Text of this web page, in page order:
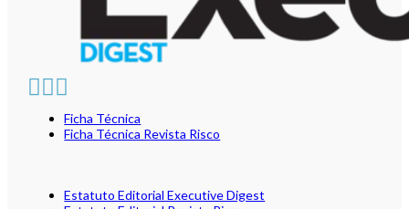
Ficha Técnica
Ficha Técnica Revista Risco
Estatuto Editorial Executive Digest